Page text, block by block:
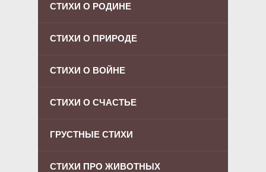
СТИХИ О РОДИНЕ
СТИХИ О ПРИРОДЕ
СТИХИ О ВОЙНЕ
СТИХИ О СЧАСТЬЕ
ГРУСТНЫЕ СТИХИ
СТИХИ ПРО ЖИВОТНЫХ